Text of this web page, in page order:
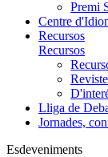
Premi
Centre
Recursos
Recursos
Lliga de
Jornades,
Esdeveniments